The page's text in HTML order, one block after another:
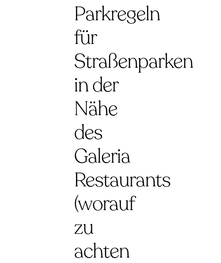
Parkregeln
für
Straßenparken
in der
Nähe
des
Galeria
Restaurants
(worauf
zu
achten